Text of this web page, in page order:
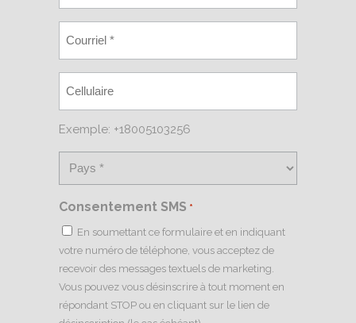
Exemple: +18005103256
Consentement SMS *
En soumettant ce formulaire et en indiquant
votre numéro de téléphone, vous acceptez de
recevoir des messages textuels de marketing.
Vous pouvez vous désinscrire à tout moment en
répondant STOP ou en cliquant sur le lien de